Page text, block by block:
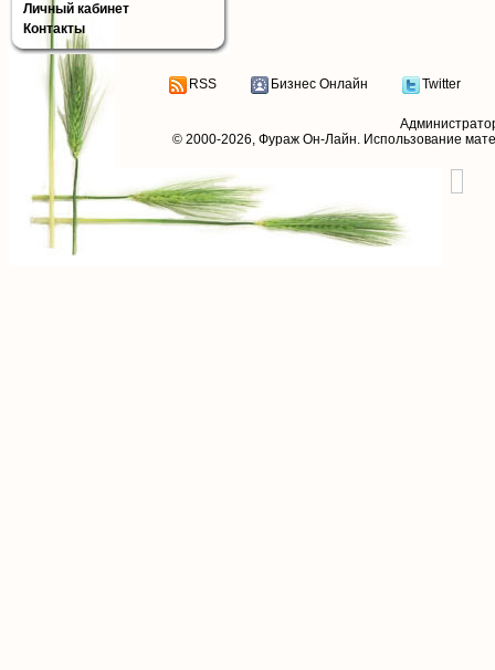
Личный кабинет
Контакты
RSS Бизнес Онлайн Twitter
© 2000-2026, Фураж Он-Лайн. Использование